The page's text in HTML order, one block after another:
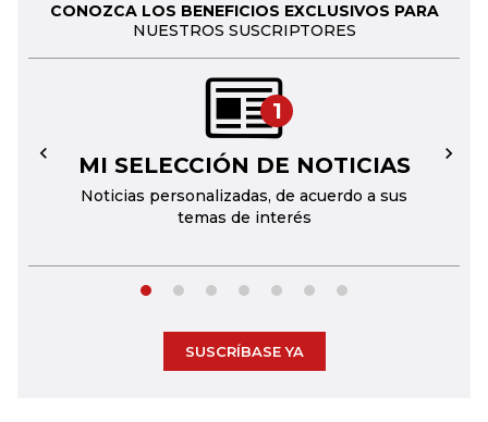
CONOZCA LOS BENEFICIOS EXCLUSIVOS PARA
NUESTROS SUSCRIPTORES
1
MI SELECCIÓN DE NOTICIAS
Noticias personalizadas, de acuerdo a sus
temas de interés
← →
SUSCRÍBASE YA